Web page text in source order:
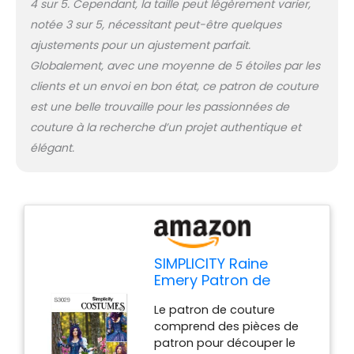
4 sur 5. Cependant, la taille peut légèrement varier,
notée 3 sur 5, nécessitant peut-être quelques
ajustements pour un ajustement parfait.
Globalement, avec une moyenne de 5 étoiles par les
clients et un envoi en bon état, ce patron de couture
est une belle trouvaille pour les passionnées de
couture à la recherche d’un projet authentique et
élégant.
SIMPLICITY Raine
Emery Patron de
Robe de bal pour
femme Taille 44-46-
48-50-52
Le patron de couture
comprend des pièces de
patron pour découper le